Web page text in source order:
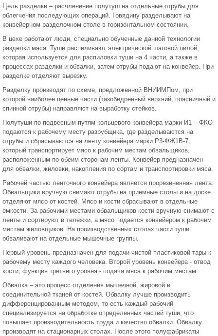
Цель разделки – расчленение полутуш на отдельные отрубы для
облегчения последующих операций. Говядину разделывают на
конвейерном разделочном столе в горизонтальном состоянии.
В цехе работают люди, специально обученные данной технологии
разделки мяса. Туши распиливают электрической шаговой пилой,
которая используется для распиловки туши на 4 части, а также в
процессах разделки и обвалки, затем отрубы подают на конвейер. При
разделке отделяют вырезку.
Разделку производят по схеме, предложенной ВНИИМПом, при
которой наиболее ценные части (тазобедренный верхний, поясничный и
спинной отрубы) направляют на выработку стейков.
Полутуши по подвесным путям кольцевого конвейера марки И1 – ФКО
подаются к рабочему месту разрубщика, где разделываются на
отрубы и сбрасываются на ленту конвейера марки Р3-ФЖ1В-7,
который транспортирует мясо к рабочим местам обвальщиков,
расположенным по обеим сторонам ленты. Конвейер предназначен
для обвалки, жиловки, накопления по сортам и транспортировки мяса.
Рабочей частью ленточного конвейера является прорезиненная лента.
Обвальщики вручную снимают отрубы на приемные столы и на доске
отделяют мясо от костей. Мясо и кости сбрасывают в отдельные
емкости. За рабочими местами обвальщиков кости вручную снимают с
ленты и сортируют в тележки, а мясо подается конвейером к рабочим
местам жиловщиков. На производственных столах части туши
обваливают на отдельные мышечные группы.
Первый уровень предназначен для подачи чистой пластиковой тары к
рабочему месту каждого человека. Второй уровень конвейера - отвод
кости; функция третьего уровня - подача мяса к рабочим местам.
Обвалка – это процесс отделения мышечной, жировой и
соединительной тканей от костей. Обвалку лучше производить
дифференцированным методом, то есть каждый рабочий
специализируется на обработке определенных частей туши, что
повышает производительность труда и качество обвалки. Обвалку
производят на стационарных столах. После этого полуфабрикаты